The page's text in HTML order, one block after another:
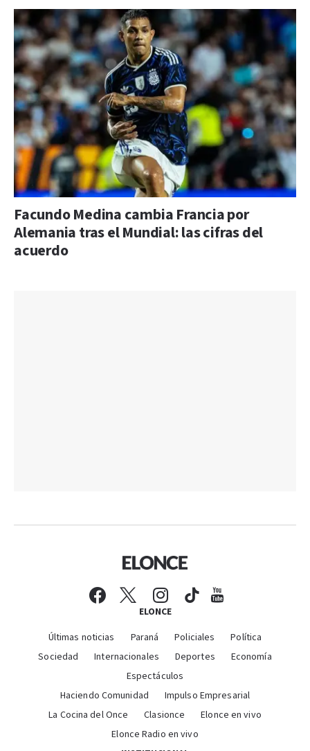
Facundo Medina cambia Francia por
Alemania tras el Mundial: las cifras del
acuerdo
ELONCE
Últimas noticias Paraná Policiales
Política
Sociedad
Internacionales Deportes
Economía
Espectáculos
Haciendo Comunidad
Impulso Empresarial
La Cocina del Once
Clasionce
Elonce en vivo
Elonce Radio en vivo